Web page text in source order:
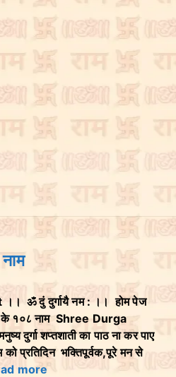
ॐ दुं दुर्गायै नम : ।। होम पेज
के १०८ नाम Shree Durga
दुर्गा शप्तशाती का पाठ ना कर पाए
को प्रतिदिन भक्तिपूर्वक,पूरे मन से
more